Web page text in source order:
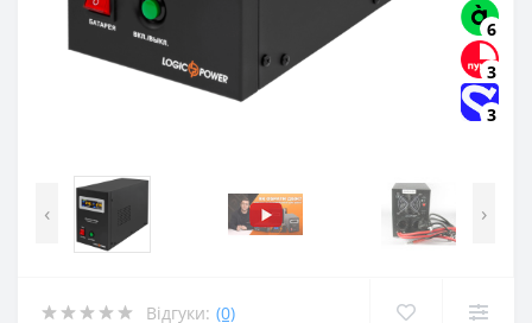
6
3
3
‹ ›
Відгуки: (0)